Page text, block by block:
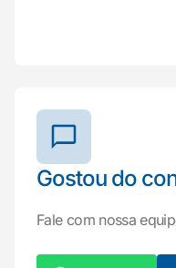
Gostou do
Fale com nossa